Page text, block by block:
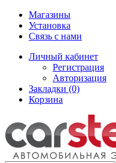
Магазины
Установка
Связь с нами
Личный кабинет
Регистрация
Авторизация
Закладки (0)
Корзина